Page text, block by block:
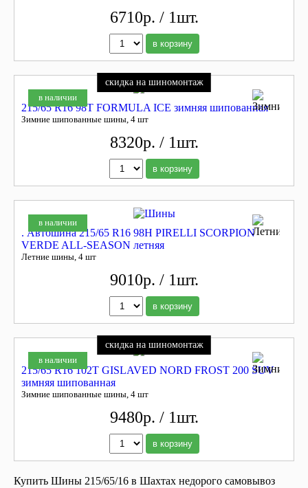
6710р. / 1шт.
в корзину
в наличии
скидка на шиномонтаж
215/65 R16 98T FORMULA ICE зимняя шипованная
Зимние шипованные шины, 4 шт
8320р. / 1шт.
в корзину
в наличии
. Автошина 215/65 R16 98H PIRELLI SCORPION
VERDE ALL-SEASON летняя
Летние шины, 4 шт
9010р. / 1шт.
в корзину
в наличии
скидка на шиномонтаж
215/65 R16 102T GISLAVED NORD FROST 200 SUV
зимняя шипованная
Зимние шипованные шины, 4 шт
9480р. / 1шт.
в корзину
Купить Шины 215/65/16 в Шахтах недорого самовывоз